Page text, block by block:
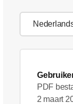
PDF
2 maart